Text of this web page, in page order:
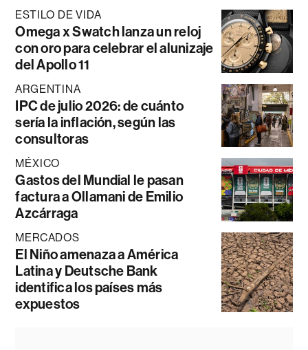
ESTILO DE VIDA
Omega x Swatch lanza un reloj
con oro para celebrar el alunizaje
del Apollo 11
ARGENTINA
IPC de julio 2026: de cuánto
sería la inflación, según las
consultoras
MÉXICO
Gastos del Mundial le pasan
factura a Ollamani de Emilio
Azcárraga
MERCADOS
El Niño amenaza a América
Latina y Deutsche Bank
identifica los países más
expuestos